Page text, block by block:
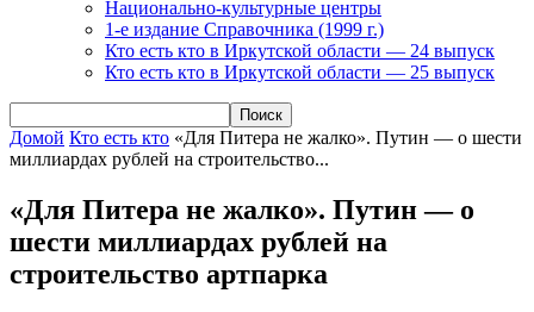
Национально-культурные центры
1-е издание Справочника (1999 г.)
Кто есть кто в Иркутской области — 24 выпуск
Кто есть кто в Иркутской области — 25 выпуск
Домой Кто есть кто «Для Питера не жалко». Путин — о шести
миллиардах рублей на строительство...
«Для Питера не жалко». Путин — о
шести миллиардах рублей на
строительство артпарка